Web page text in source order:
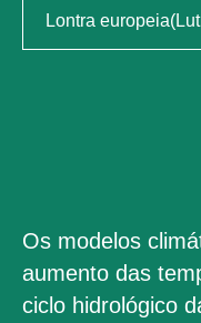
Os modelos
aumento das
ciclo hidrológico